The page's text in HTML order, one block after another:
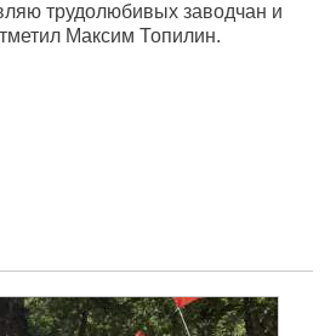
трудолюбивых заводчан и
Максим Топилин.